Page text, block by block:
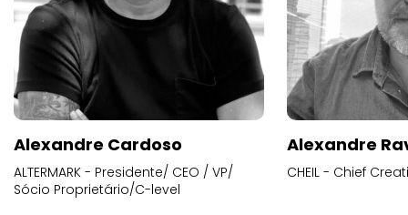
Alexandre Cardoso
ALTERMARK - Presidente/ CEO / VP/
Sócio Proprietário/C-level
Alexandre
CHEIL - Chief